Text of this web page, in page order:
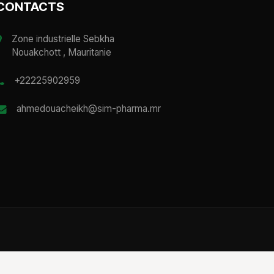
Zone industrielle Sebkha
Nouakchott , Mauritanie
+22225902959
ahmedouacheikh@sim-pharma.mr